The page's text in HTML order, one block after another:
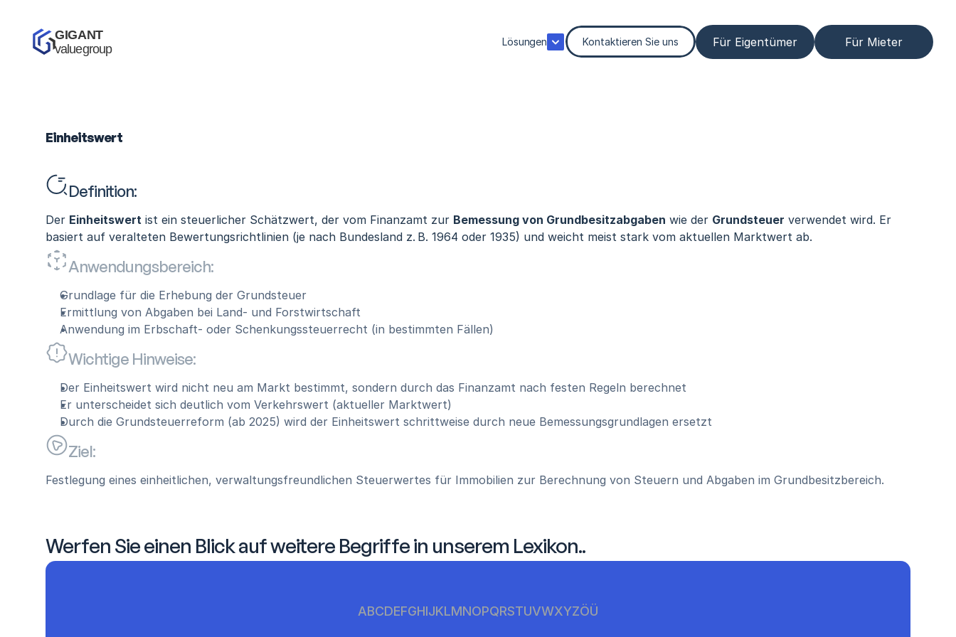
Einheitswert
Definition:
Der Einheitswert ist ein steuerlicher Schätzwert, der vom Finanzamt zur Bemessung von Grundbesitzabgaben wie der Grundsteuer verwendet wird. Er
basiert auf veralteten Bewertungsrichtlinien (je nach Bundesland z. B. 1964 oder 1935) und weicht meist stark vom aktuellen Marktwert ab.
Anwendungsbereich:
Grundlage für die Erhebung der Grundsteuer
Ermittlung von Abgaben bei Land- und Forstwirtschaft
Anwendung im Erbschaft- oder Schenkungssteuerrecht (in bestimmten Fällen)
Wichtige Hinweise:
Der Einheitswert wird nicht neu am Markt bestimmt, sondern durch das Finanzamt nach festen Regeln berechnet
Er unterscheidet sich deutlich vom Verkehrswert (aktueller Marktwert)
Durch die Grundsteuerreform (ab 2025) wird der Einheitswert schrittweise durch neue Bemessungsgrundlagen ersetzt
Ziel:
Festlegung eines einheitlichen, verwaltungsfreundlichen Steuerwertes für Immobilien zur Berechnung von Steuern und Abgaben im Grundbesitzbereich.
Werfen Sie einen Blick auf weitere Begriffe in unserem Lexikon..
ABCDEFGHIJKLMNOPQRSTUVWXYZÖÜ
GIGANT
valuegroup
Lösungen Kontaktieren Sie uns Für Eigentümer Für Mieter